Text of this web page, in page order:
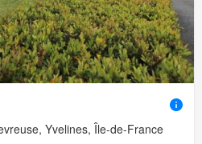
Yvelines, Île-de-France